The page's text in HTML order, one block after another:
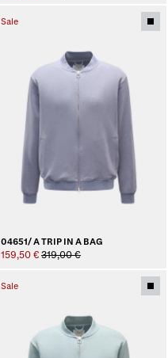
Sale
04651/ A TRIP IN A BAG
159,50 € 319,00 €
Sale